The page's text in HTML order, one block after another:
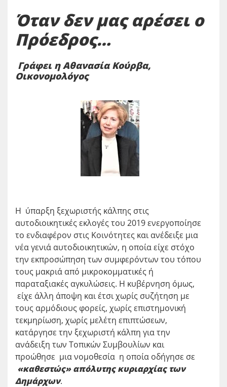
Όταν δεν μας αρέσει ο
Πρόεδρος…
Γράφει η Αθανασία Κούρβα,
Οικονομολόγος
Η ύπαρξη ξεχωριστής κάλπης στις
αυτοδιοικητικές εκλογές του 2019 ενεργοποίησε
το ενδιαφέρον στις Κοινότητες και ανέδειξε μια
νέα γενιά αυτοδιοικητικών, η οποία είχε στόχο
την εκπροσώπηση των συμφερόντων του τόπου
τους μακριά από μικροκομματικές ή
παραταξιακές αγκυλώσεις. Η κυβέρνηση όμως,
είχε άλλη άποψη και έτσι χωρίς συζήτηση με
τους αρμόδιους φορείς, χωρίς επιστημονική
τεκμηρίωση, χωρίς μελέτη επιπτώσεων,
κατάργησε την ξεχωριστή κάλπη για την
ανάδειξη των Τοπικών Συμβουλίων και
προώθησε μια νομοθεσία η οποία οδήγησε σε
«καθεστώς» απόλυτης κυριαρχίας των
Δημάρχων.